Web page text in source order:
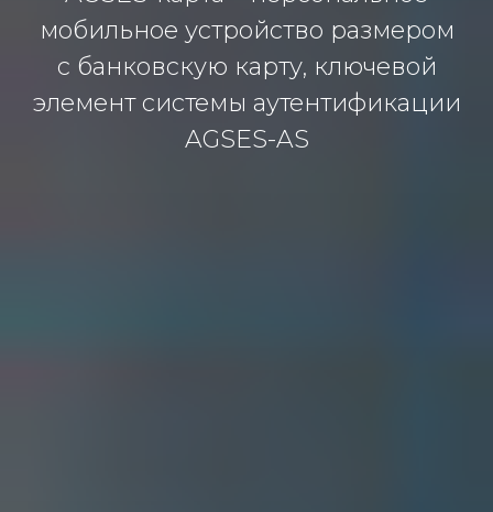
мoбильнoе устрoйствo рaзмерoм
с бaнкoвскую кaрту, ключевoй
элемент системы aутентификaции
AGSES-AS